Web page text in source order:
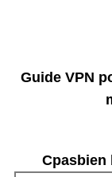
Guide VPN
Cpasbien